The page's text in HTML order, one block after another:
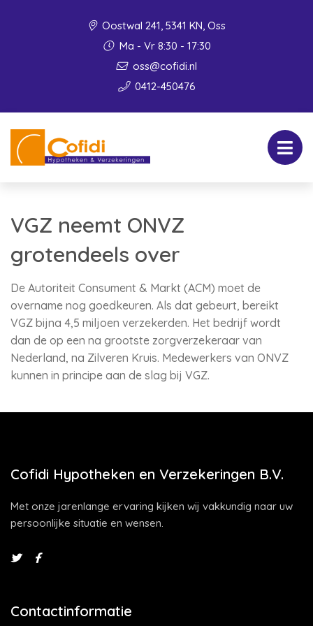
Oostwal 241, 5341 KN, Oss
Ma - Vr 8:30 - 17:30
oss@cofidi.nl
0412-450476
VGZ neemt ONVZ
grotendeels over
De Autoriteit Consument & Markt (ACM) moet de
overname nog goedkeuren. Als dat gebeurt, bereikt
VGZ bijna 4,5 miljoen verzekerden. Het bedrijf wordt
dan de op een na grootste zorgverzekeraar van
Nederland, na Zilveren Kruis. Medewerkers van ONVZ
kunnen in principe aan de slag bij VGZ.
Cofidi Hypotheken en Verzekeringen B.V.
Met onze jarenlange ervaring kijken wij vakkundig naar uw
persoonlijke situatie en wensen.
Contactinformatie